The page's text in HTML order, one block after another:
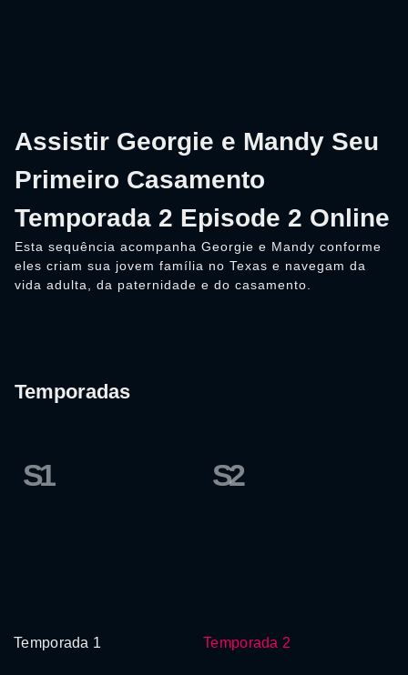
Assistir Georgie e Mandy Seu
Primeiro Casamento
Temporada 2 Episode 2 Online
Esta sequência acompanha Georgie e Mandy conforme
eles criam sua jovem família no Texas e navegam da
vida adulta, da paternidade e do casamento.
Temporadas
S1
Temporada 1
S2
Temporada 2